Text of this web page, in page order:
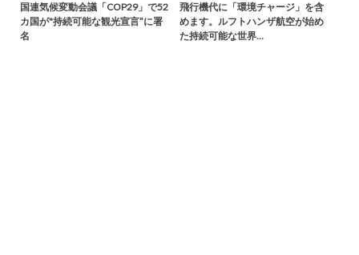
国連気候変動会議「COP29」で52
カ国が"持続可能な観光宣言”に署
名
飛行機代に「環境チャージ」を含
めます。ルフトハンザ航空が始め
た持続可能な世界…